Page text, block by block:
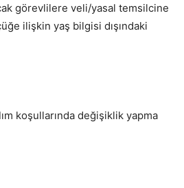
görevlilere veli/yasal temsilcine
ilişkin yaş bilgisi dışındaki
koşullarında değişiklik yapma